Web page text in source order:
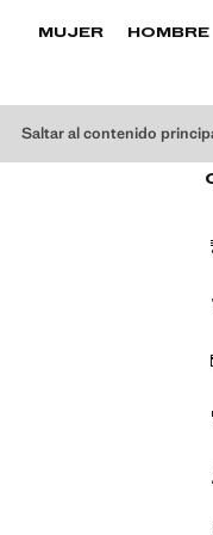
Saltar al contenido
MUJER HOMBRE